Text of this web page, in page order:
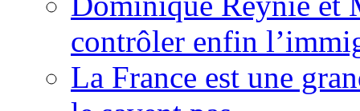
contrôler enfin
La France est une